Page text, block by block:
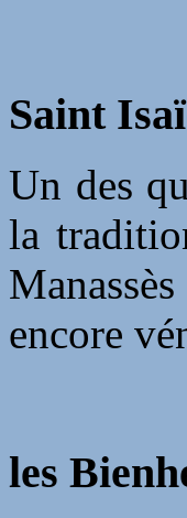
Saint
Un des
la
encore
les